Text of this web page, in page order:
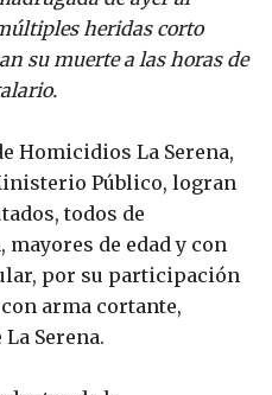
heridas corto
su muerte a las horas de
Homicidios La Serena,
Público, logran
todos de
de edad y con
por su participación
arma cortante,
Serena.